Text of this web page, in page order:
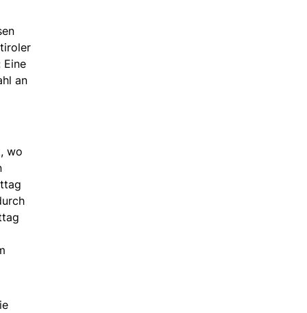
Eine
an
wo